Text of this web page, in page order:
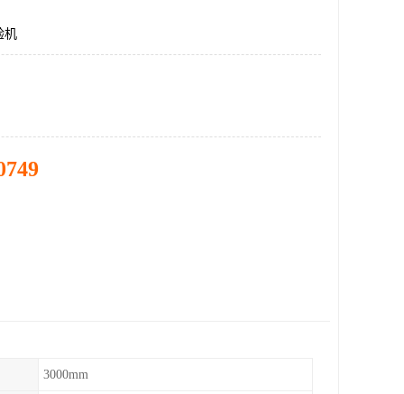
机
3000mm